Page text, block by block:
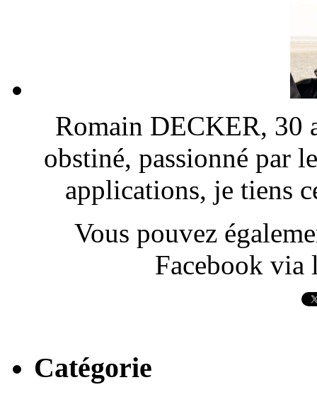
Romain DECKER, 30
obstiné, passionné par
applications, je tiens
Vous pouvez
Facebook via
Catégorie